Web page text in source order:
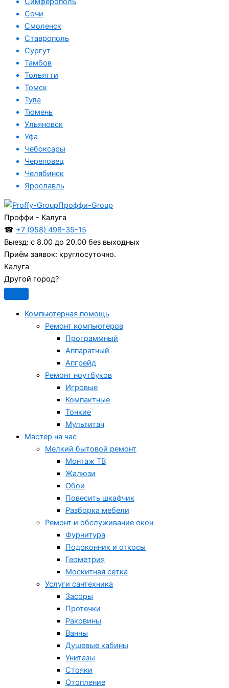
Сочи
Смоленск
Ставрополь
Сургут
Тамбов
Тольятти
Томск
Тула
Тюмень
Ульяновск
Уфа
Чебоксары
Череповец
Челябинск
Ярославль
Проффи-Group
Проффи - Калуга
☎ +7 (958) 498-35-15
Выезд: с 8.00 до 20.00 без выходных
Приём заявок: круглосуточно.
Калуга
Другой город?
Компьютерная помощь
Ремонт компьютеров
Программный
Аппаратный
Апгрейд
Ремонт ноутбуков
Игровые
Компактные
Тонкие
Мультитач
Мастер на час
Мелкий бытовой ремонт
Монтаж ТВ
Жалюзи
Обои
Повесить шкафчик
Разборка мебели
Ремонт и обслуживание окон
Фурнитура
Подоконник и откосы
Геометрия
Москитная сетка
Услуги сантехника
Засоры
Протечки
Раковины
Ванны
Душевые кабины
Унитазы
Стояки
Отопление